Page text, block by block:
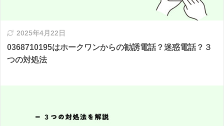
2025年4月22日
0368710195はホークワンからの勧誘電話？迷惑電話？３
つの対処法